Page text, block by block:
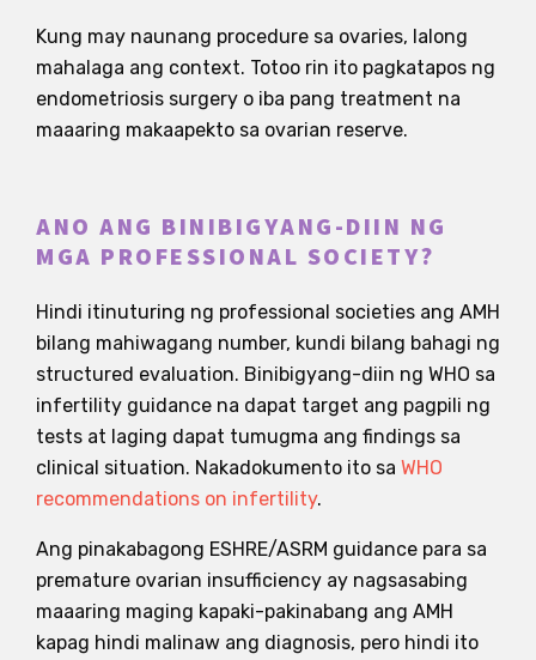
Kung may naunang procedure sa ovaries, lalong
mahalaga ang context. Totoo rin ito pagkatapos ng
endometriosis surgery o iba pang treatment na
maaaring makaapekto sa ovarian reserve.
ANO ANG BINIBIGYANG-DIIN NG
MGA PROFESSIONAL SOCIETY?
Hindi itinuturing ng professional societies ang AMH
bilang mahiwagang number, kundi bilang bahagi ng
structured evaluation. Binibigyang-diin ng WHO sa
infertility guidance na dapat target ang pagpili ng
tests at laging dapat tumugma ang findings sa
clinical situation. Nakadokumento ito sa WHO
recommendations on infertility.
Ang pinakabagong ESHRE/ASRM guidance para sa
premature ovarian insufficiency ay nagsasabing
maaaring maging kapaki-pakinabang ang AMH
kapag hindi malinaw ang diagnosis, pero hindi ito